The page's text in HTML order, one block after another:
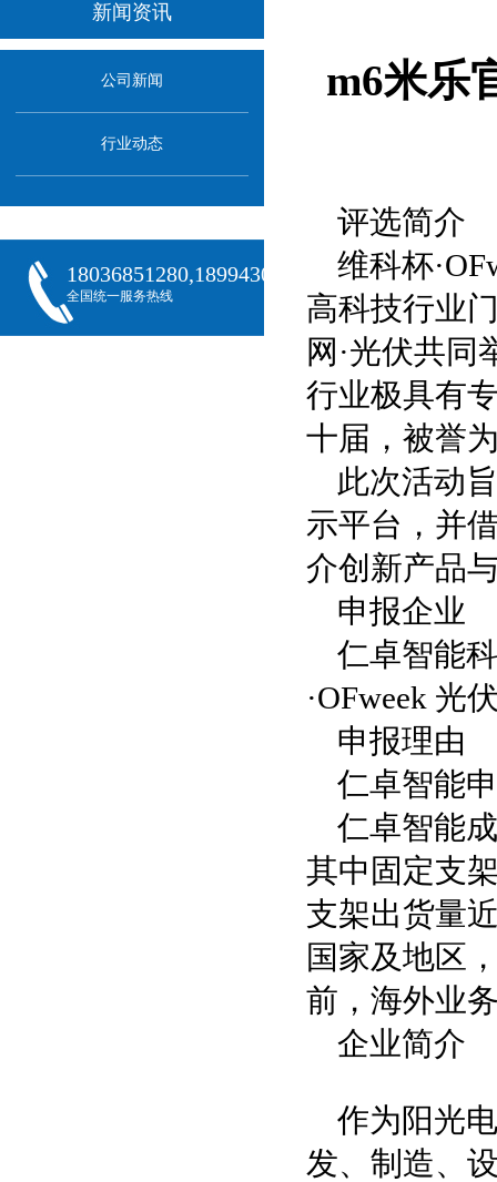
新闻资讯
公司新闻
行业动态
18036851280,18994301288,18068407382
全国统一服务热线
m6米乐
评选简介
维科杯
高科技行业
网·光伏共
行业极具有
十届，被誉
此次活动
示平台，并
介创新产品
申报企业
仁卓智能
·OFweek 光
申报理由
仁卓智能
仁卓智能
其中固定支
支架出货量
国家及地区
前，海外业
企业简介
作为阳光
发、制造、